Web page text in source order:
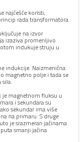
najčešće koristi,
rada transformatora.
na izvor
izaziva promenljivo
indukuje struju u
indukcije. Naizmenična
magnetno polje i tada se
magnetnom fluksu u
i sekundara su
sekundar ima više
na primaru. S druge
je srazmeran jačinama
smanji jačina